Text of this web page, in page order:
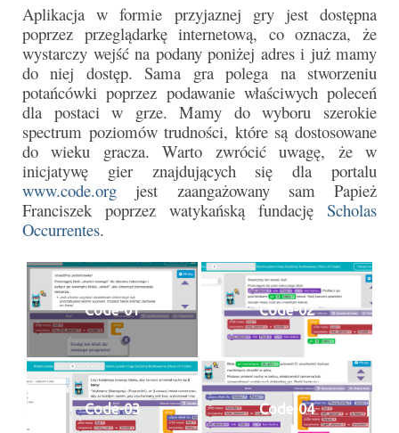
Godzina Miłosierdzia 12.04.2026
Galerie 2025
Pożegnanie Ks. Mateusza 29.06.2025
Zakończenie Oktawy Bożego Ciała
26.06.2025
Galerie 2024
Niedziela Palmowa 24.03.2024
Wigilia Paschalna 30.03.2024
Odpust 2024
Galerie 2023
Bierzmowanie 27.11.2023
Odpust 2023
Aplikacja w formie przyjaznej gry jest dostępna
poprzez przeglądarkę internetową, co oznacza, że
wystarczy wejść na podany poniżej adres i już mamy
do niej dostęp. Sama gra polega na stworzeniu
potańcówki poprzez podawanie właściwych poleceń
dla postaci w grze. Mamy do wyboru szerokie
spectrum poziomów trudności, które są dostosowane
do wieku gracza. Warto zwrócić uwagę, że w
inicjatywę gier znajdujących się dla portalu
www.code.org jest zaangażowany sam Papież
Franciszek poprzez watykańską fundację Scholas
Occurrentes.
Code-01 Code-02
Code-03 Code-04